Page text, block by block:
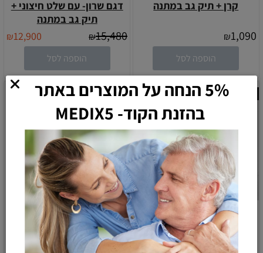
קרן + תיק גב במתנה
₪1,090
הוספה לסל
דגם שרון- עם שלט חיצוני +
תיק גב במתנה
₪15,480
₪12,900
הוספה לסל
חסר במלאי חסר במלאי
5% הנחה על המוצרים באתר
בהזנת הקוד- MEDIX5